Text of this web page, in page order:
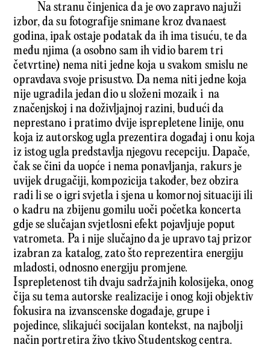
Na stranu činjenica da je ovo zapravo najuži
izbor, da su fotografije snimane kroz dvanaest
godina, ipak ostaje podatak da ih ima tisuću, te da
među njima (a osobno sam ih vidio barem tri
četvrtine) nema niti jedne koja u svakom smislu ne
opravdava svoje prisustvo. Da nema niti jedne koja
nije ugradila jedan dio u složeni mozaik i na
značenjskoj i na doživljajnoj razini, budući da
neprestano i pratimo dvije isprepletene linije, onu
koja iz autorskog ugla prezentira događaj i onu koja
iz istog ugla predstavlja njegovu recepciju. Dapače,
čak se čini da uopće i nema ponavljanja, rakurs je
uvijek drugačiji, kompozicija također, bez obzira
radi li se o igri svjetla i sjena u komornoj situaciji ili
o kadru na zbijenu gomilu uoči početka koncerta
gdje se slučajan svjetlosni efekt pojavljuje poput
vatrometa. Pa i nije slučajno da je upravo taj prizor
izabran za katalog, zato što reprezentira energiju
mladosti, odnosno energiju promjene.
Isprepletenost tih dvaju sadržajnih kolosijeka, onog
čija su tema autorske realizacije i onog koji objektiv
fokusira na izvanscenske događaje, grupe i
pojedince, slikajući socijalan kontekst, na najbolji
način portretira živo tkivo Studentskog centra.